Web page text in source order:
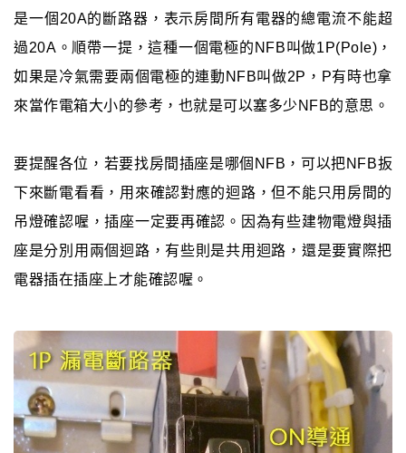
是一個20A的斷路器，表示房間所有電器的總電流不能超
過20A。順帶一提，這種一個電極的NFB叫做1P(Pole)，
如果是冷氣需要兩個電極的連動NFB叫做2P，P有時也拿
來當作電箱大小的參考，也就是可以塞多少NFB的意思。
要提醒各位，若要找房間插座是哪個NFB，可以把NFB扳
下來斷電看看，用來確認對應的迴路，但不能只用房間的
吊燈確認喔，插座一定要再確認。因為有些建物電燈與插
座是分別用兩個迴路，有些則是共用迴路，還是要實際把
電器插在插座上才能確認喔。